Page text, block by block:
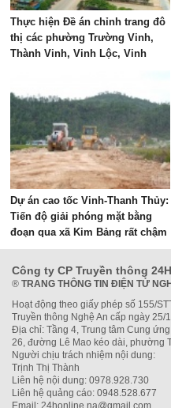
Thực hiện Đề án chỉnh trang đô
thị các phường Trường Vinh,
Thành Vinh, Vinh Lộc, Vinh
Dự án cao tốc Vinh-Thanh Thủy:
Tiến độ giải phóng mặt bằng
đoạn qua xã Kim Bảng rất chậm
Công ty CP Truyền thông
® TRANG THÔNG TIN ĐIỆN TỬ
Hoạt động theo giấy phép số 155/
Truyền thông Nghệ An cấp ngày 25/
Địa chỉ: Tầng 4, Trung tâm Cung
26, đường Lê Mao kéo dài, phường
Người chịu trách nhiệm nội dung:
Trịnh Thị Thành
Liên hệ nội dung: 0978.928.730
Liên hệ quảng cáo: 0948.528.677
Email: 24honline.na@gmail.com